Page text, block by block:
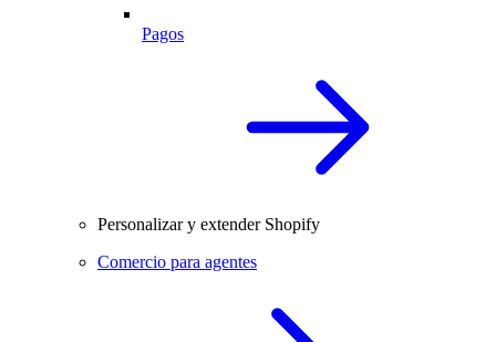
Pagos
Personalizar y extender Shopify
Comercio para agentes